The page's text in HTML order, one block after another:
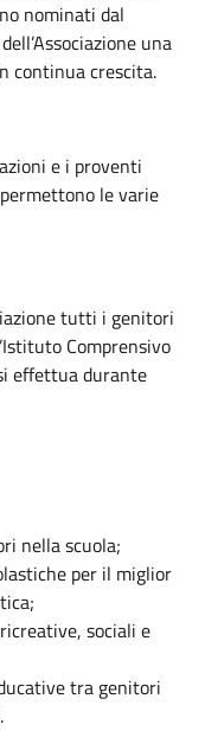
nominati dal
una
continua crescita.
e i proventi
le varie
tutti i genitori
Comprensivo
effettua durante
nella scuola;
per il miglior
sociali e
tra genitori